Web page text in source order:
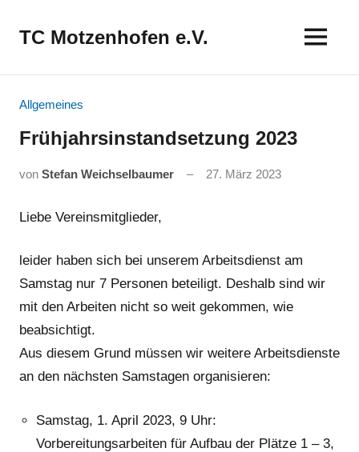
InhaltTC Motzenhofen e.V.
Allgemeines
Frühjahrsinstandsetzung 2023
von Stefan Weichselbaumer 27. März 2023
Liebe Vereinsmitglieder,
leider haben sich bei unserem Arbeitsdienst am
Samstag nur 7 Personen beteiligt. Deshalb sind wir
mit den Arbeiten nicht so weit gekommen, wie
beabsichtigt.
Aus diesem Grund müssen wir weitere Arbeitsdienste
an den nächsten Samstagen organisieren:
Samstag, 1. April 2023, 9 Uhr:
Vorbereitungsarbeiten für Aufbau der Plätze 1 – 3,